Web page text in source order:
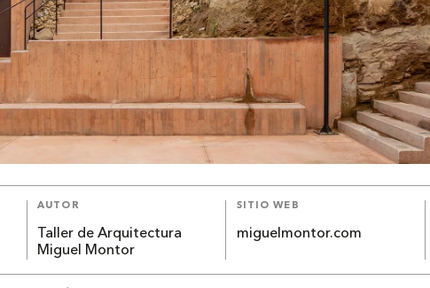
AUTOR
Taller de Arquitectura
Miguel Montor
SITIO WEB
miguelmontor.com